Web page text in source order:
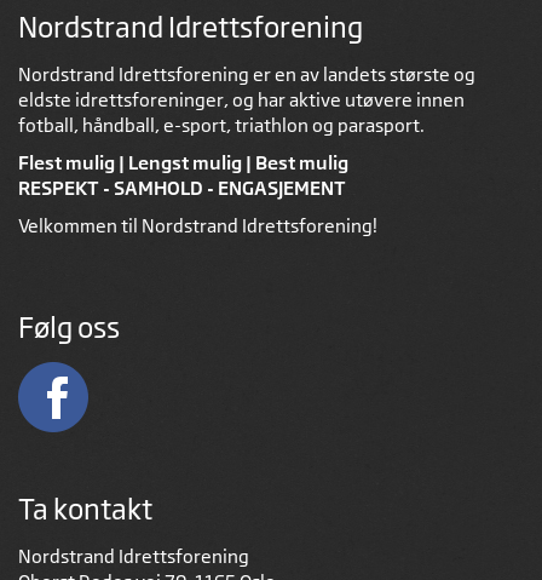
Nordstrand Idrettsforening
Nordstrand Idrettsforening er en av landets største og
eldste idrettsforeninger, og har aktive utøvere innen
fotball, håndball, e-sport, triathlon og parasport.
Flest mulig | Lengst mulig | Best mulig
RESPEKT - SAMHOLD - ENGASJEMENT
Velkommen til Nordstrand Idrettsforening!
Følg oss
Ta kontakt
Nordstrand Idrettsforening